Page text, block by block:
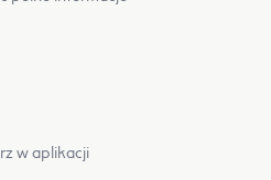
w aplikacji